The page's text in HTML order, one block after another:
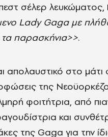
σέλερ λευκώματος,
Lady Gaga με
παρασκήνια>>.
απολαυστικό στο
της
φοιτήτρια, από
και
της Gaga για την